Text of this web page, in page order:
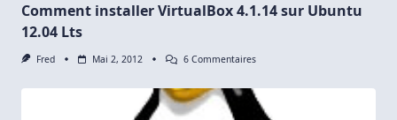
Comment installer VirtualBox 4.1.14 sur Ubuntu
12.04 Lts
Fred Mai 2, 2012 6 CommentairesSur
VirtualBox
4.1.14